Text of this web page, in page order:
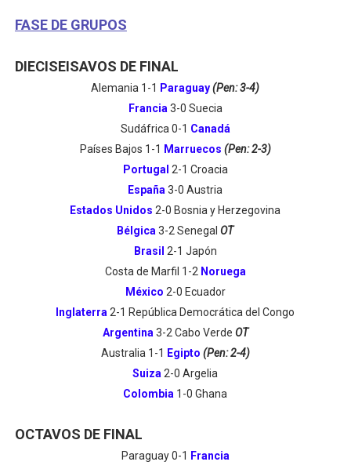
FASE DE GRUPOS
DIECISEISAVOS DE FINAL
Alemania 1-1 Paraguay (Pen: 3-4)
Francia 3-0 Suecia
Sudáfrica 0-1 Canadá
Países Bajos 1-1 Marruecos (Pen: 2-3)
Portugal 2-1 Croacia
España3-0 Austria
Estados Unidos 2-0 Bosnia y Herzegovina
Bélgica3-2 Senegal OT
Brasil 2-1 Japón
Costa de Marfil 1-2 Noruega
México 2-0 Ecuador
Inglaterra 2-1 República Democrática del Congo
Argentina 3-2 Cabo Verde OT
Australia 1-1 Egipto (Pen: 2-4)
Suiza 2-0 Argelia
Colombia 1-0 Ghana
OCTAVOS DE FINAL
Paraguay 0-1 Francia